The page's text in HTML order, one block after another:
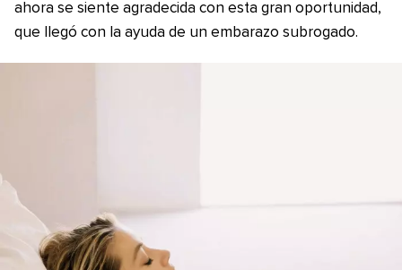
ahora se siente agradecida con esta gran oportunidad,
que llegó con la ayuda de un embarazo subrogado.